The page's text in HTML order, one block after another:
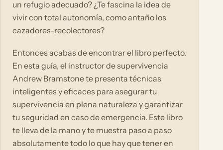
un refugio adecuado? ¿Te fascina la idea de
vivir con total autonomía, como antaño los
cazadores-recolectores?
Entonces acabas de encontrar el libro perfecto.
En esta guía, el instructor de supervivencia
Andrew Bramstone te presenta técnicas
inteligentes y eficaces para asegurar tu
supervivencia en plena naturaleza y garantizar
tu seguridad en caso de emergencia. Este libro
te lleva de la mano y te muestra paso a paso
absolutamente todo lo que hay que tener en